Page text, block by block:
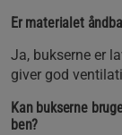
Er materialet
Ja, bukserne er
giver god
Kan bukserne
ben?